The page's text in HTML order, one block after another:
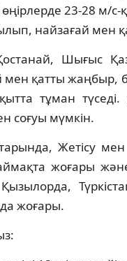
23-28 м/
найзағай мен
Шығыс
мен қатты
тұман
соғуы мүмкін.
Жетісу
жоғары
Қызылорда,
жоғары.